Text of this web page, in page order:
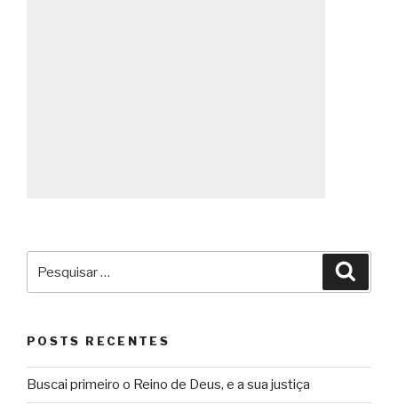
por:
POSTS RECENTES
Buscai primeiro o Reino de Deus, e a sua justiça